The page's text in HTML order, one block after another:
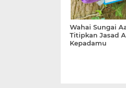
Wahai Sungai
Titipkan Jasad
Kepadamu